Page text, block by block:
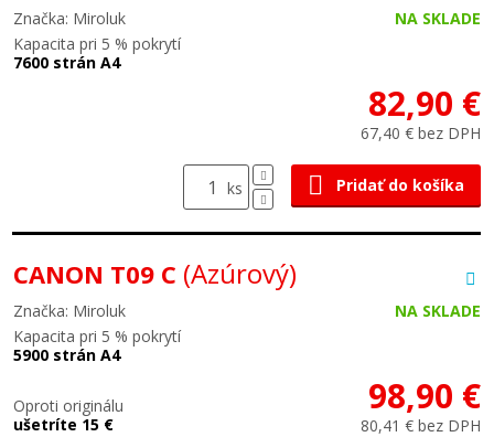
Značka: Miroluk
NA SKLADE
Kapacita pri 5 % pokrytí
7600 strán A4
82,90 €
67,40 € bez DPH
ks Pridať do košíka
CANON T09 C (Azúrový)
Značka: Miroluk
NA SKLADE
Kapacita pri 5 % pokrytí
5900 strán A4
Oproti originálu
ušetríte 15 €
98,90 €
80,41 € bez DPH